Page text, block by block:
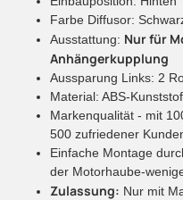
Farbe Diffusor:
Ausstattung: Nur für
Anhängerkupplung
Aussparung Links: 2
Material: ABS-
Markenqualität - mit
500 zufriedener
Einfache Montage
der Motorhaube-
Zulassung: Nur mit